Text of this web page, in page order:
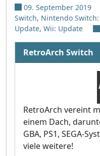
09. September 2019
Switch, Nintendo
Update, Wii: Update
RetroArch Switch
RetroArch vereint
einem Dach,
GBA, PS1, SEGA-
viele weitere!